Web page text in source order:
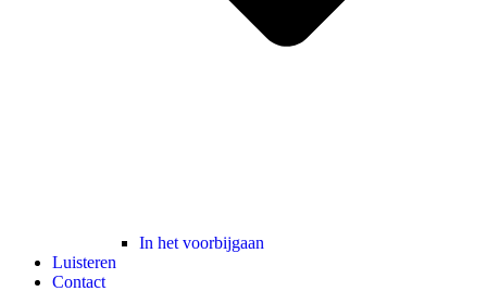
In het voorbijgaan
Luisteren
Contact